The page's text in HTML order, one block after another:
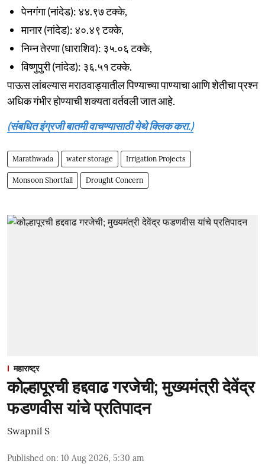
पेनगंगा (नांदेड): ४४.९७ टक्के,
मानार (नांदेड): ४०.४९ टक्के,
निम्न तेरणा (धाराशिव): ३५.०६ टक्के,
विष्णुपुरी (नांदेड): ३६.५१ टक्के.
पाऊस लांबल्यास मराठवाड्यातील पिण्याच्या पाण्याचा आणि शेतीचा प्रश्न
अधिक गंभीर होण्याची शक्यता वर्तवली जात आहे.
(संबधित इंग्रजी बातमी वाचण्यासाठी येथे क्लिक करा.)
Marathwada water storage Irrigation Projects
Monsoon Shortfall Drought Concern
महाराष्ट्र
कोल्हापूरची हद्दवाढ गरजेची; मुख्यमंत्री देवेंद्र
फडणवीस यांचे प्रतिपादन
Swapnil S
Published on: 10 Aug 2026, 5:30 am